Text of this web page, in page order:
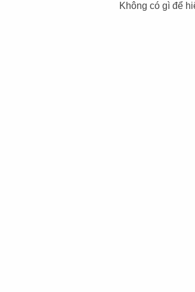
Không có gì để